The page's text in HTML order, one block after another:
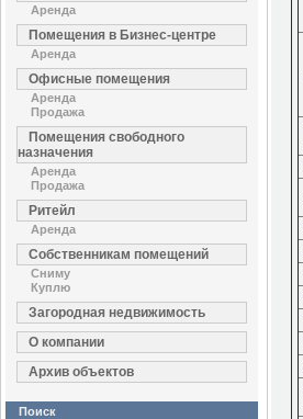
Аренда
Помещения в Бизнес-центре
Аренда
Офисные помещения
Аренда
Продажа
Помещения свободного
назначения
Аренда
Продажа
Ритейл
Аренда
Собственникам помещений
Сниму
Куплю
Загородная недвижимость
О компании
Архив объектов
Поиск